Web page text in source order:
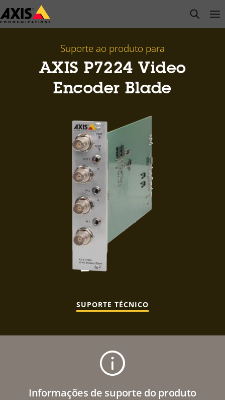
Pular
para
open
Suporte ao produto para
AXIS P7224 Video
Encoder Blade
SUPORTE TÉCNICO
Informações de suporte do produto